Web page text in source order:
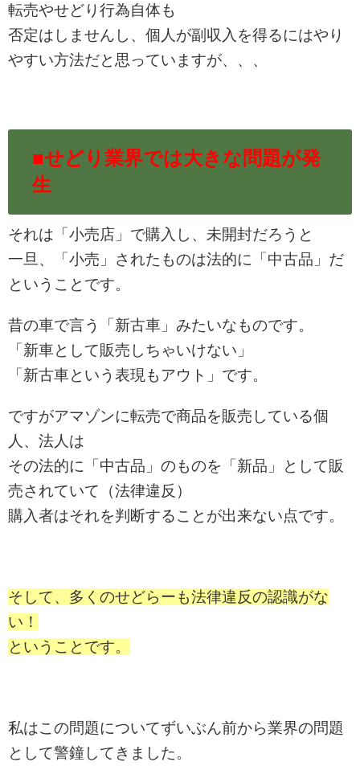
転売やせどり行為自体も
否定はしませんし、個人が副収入を得るにはやり
やすい方法だと思っていますが、、、
■せどり業界では大きな問題が発
生
それは「小売店」で購入し、未開封だろうと
一旦、「小売」されたものは法的に「中古品」だ
ということです。
昔の車で言う「新古車」みたいなものです。
「新車として販売しちゃいけない」
「新古車という表現もアウト」です。
ですがアマゾンに転売で商品を販売している個
人、法人は
その法的に「中古品」のものを「新品」として販
売されていて（法律違反）
購入者はそれを判断することが出来ない点です。
そして、多くのせどらーも法律違反の認識がな
い！
ということです。
私はこの問題についてずいぶん前から業界の問題
として警鐘してきました。